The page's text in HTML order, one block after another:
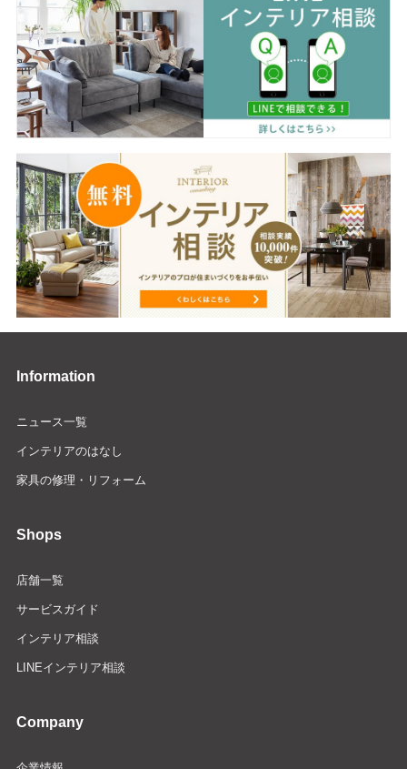
Information
ニュース一覧
インテリアのはなし
家具の修理・リフォーム
Shops
店舗一覧
サービスガイド
インテリア相談
LINEインテリア相談
Company